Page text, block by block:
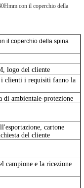
con il coperchio della
il coperchio della spina
logo del cliente
clienti i requisiti fanno la
di ambientale-protezione
cartone
del cliente
campione e la ricezione